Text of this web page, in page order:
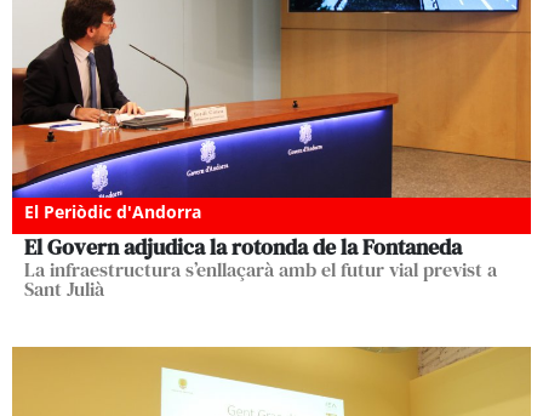
El Periòdic d'Andorra
El Govern adjudica la rotonda de la Fontaneda
La infraestructura s’enllaçarà amb el futur vial previst a
Sant Julià